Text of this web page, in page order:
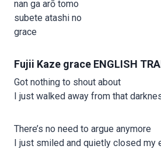
nan ga arō tomo
subete atashi no
grace
Fujii Kaze grace ENGLISH
Got nothing to shout about
I just walked away from that
There’s no need to argue anymore
I just smiled and quietly closed my